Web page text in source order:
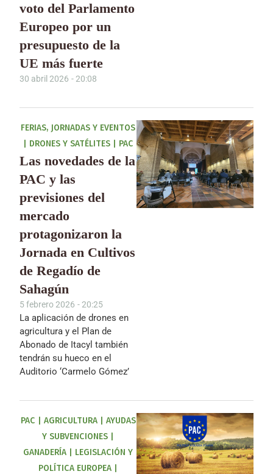
voto del Parlamento
Europeo por un
presupuesto de la
UE más fuerte
30 abril 2026 -20:08
FERIAS, JORNADAS Y EVENTOS
DRONES Y SATÉLITES| PAC
Las novedades de la
PAC y las
previsiones del
mercado
protagonizaron la
Jornada en Cultivos
de Regadío de
Sahagún
5 febrero 2026 -20:25
La aplicación de drones en
agricultura y el Plan de
Abonado de Itacyl también
tendrán su hueco en el
Auditorio ‘Carmelo Gómez’
PAC AGRICULTURA| AYUDAS
Y SUBVENCIONES
GANADERÍA
LEGISLACIÓN Y
POLÍTICA EUROPEA